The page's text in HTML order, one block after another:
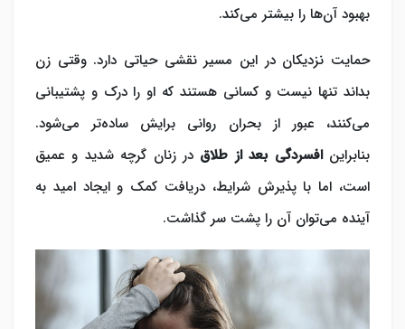
بهبود آن‌ها را بیشتر می‌کند.
حمایت نزدیکان در این مسیر نقشی حیاتی دارد. وقتی زن
بداند تنها نیست و کسانی هستند که او را درک و پشتیبانی
می‌کنند، عبور از بحران روانی برایش ساده‌تر می‌شود.
بنابراینافسردگی بعد از طلاق در زنان گرچه شدید و عمیق
است، اما با پذیرش شرایط، دریافت کمک و ایجاد امید به
آینده می‌توان آن را پشت سر گذاشت.